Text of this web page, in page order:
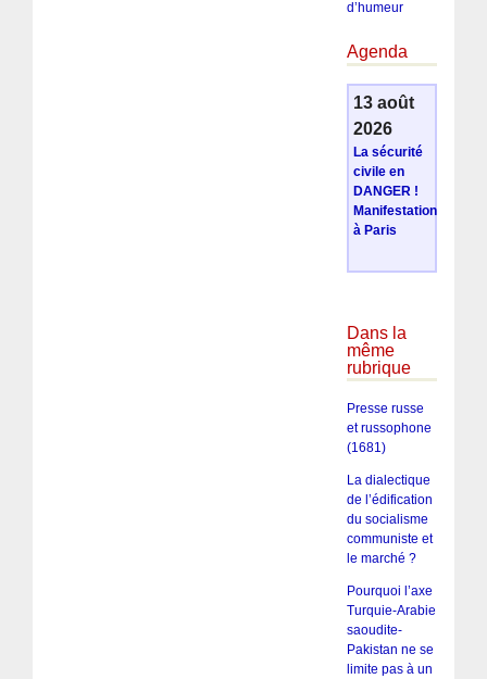
d’humeur
Agenda
13 août
2026
La sécurité
civile en
DANGER !
Manifestation
à Paris
Dans la
même
rubrique
Presse russe
et russophone
(1681)
La dialectique
de l’édification
du socialisme
communiste et
le marché ?
Pourquoi l’axe
Turquie-Arabie
saoudite-
Pakistan ne se
limite pas à un